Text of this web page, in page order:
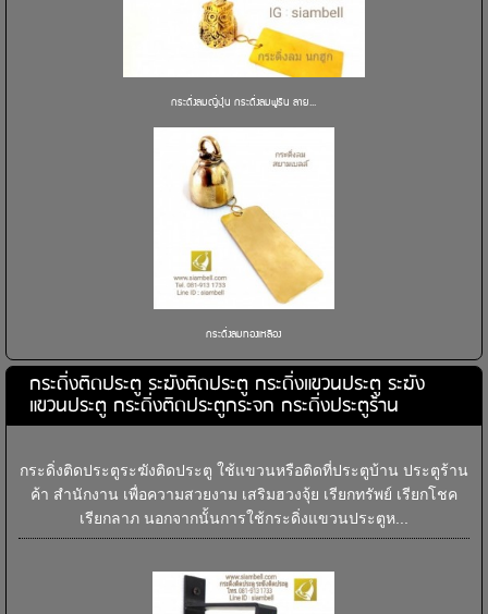
กระดิ่งลมญี่ปุ่น กระดิ่งลมฟูริน ลาย...
กระดิ่งลมทองเหลือง
กระดิ่งติดประตู ระฆังติดประตู กระดิ่งแขวนประตู ระฆัง
แขวนประตู กระดิ่งติดประตูกระจก กระดิ่งประตูร้าน
กระดิ่งติดประตูระฆังติดประตู ใช้แขวนหรือติดที่ประตูบ้าน ประตูร้าน
ค้า สำนักงาน เพื่อความสวยงาม เสริมฮวงจุ้ย เรียกทรัพย์ เรียกโชค
เรียกลาภ นอกจากนั้นการใช้กระดิ่งแขวนประตูห...